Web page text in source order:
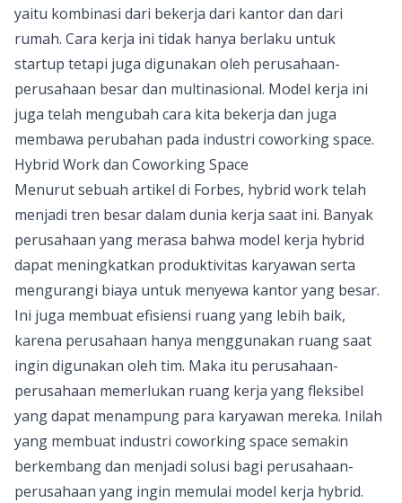
yaitu kombinasi dari bekerja dari kantor dan dari
rumah. Cara kerja ini tidak hanya berlaku untuk
startup tetapi juga digunakan oleh perusahaan-
perusahaan besar dan multinasional. Model kerja ini
juga telah mengubah cara kita bekerja dan juga
membawa perubahan pada industri coworking space.
Hybrid Work dan Coworking Space
Menurut sebuah artikel di Forbes, hybrid work telah
menjadi tren besar dalam dunia kerja saat ini. Banyak
perusahaan yang merasa bahwa model kerja hybrid
dapat meningkatkan produktivitas karyawan serta
mengurangi biaya untuk menyewa kantor yang besar.
Ini juga membuat efisiensi ruang yang lebih baik,
karena perusahaan hanya menggunakan ruang saat
ingin digunakan oleh tim. Maka itu perusahaan-
perusahaan memerlukan ruang kerja yang fleksibel
yang dapat menampung para karyawan mereka. Inilah
yang membuat industri coworking space semakin
berkembang dan menjadi solusi bagi perusahaan-
perusahaan yang ingin memulai model kerja hybrid.